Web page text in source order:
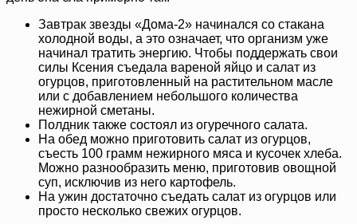
Завтрак звезды «Дома-2» начинался со стакана
холодной воды, а это означает, что организм уже
начинал тратить энергию. Чтобы поддержать свои
силы Ксения съедала вареной яйцо и салат из
огурцов, приготовленный на растительном масле
или с добавлением небольшого количества
нежирной сметаны.
Полдник также состоял из огуречного салата.
На обед можно приготовить салат из огурцов,
съесть 100 грамм нежирного мяса и кусочек хлеба.
Можно разнообразить меню, приготовив овощной
суп, исключив из него картофель.
На ужин достаточно съедать салат из огурцов или
просто несколько свежих огурцов.